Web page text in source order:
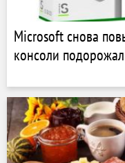
Microsoft снова
консоли